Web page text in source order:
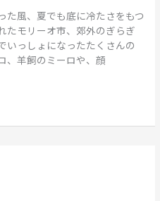
た風、夏でも底に冷たさをもつ
たモリーオ市、郊外のぎらぎ
いっしょになったたくさんの
、羊飼のミーロや、顔